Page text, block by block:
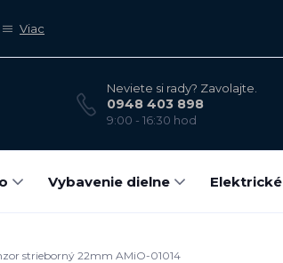
Viac
Neviete si rady? Zavolajte.
0948 403 898
9:00 - 16:30 hod
Vybavenie dielne Elektrické
strieborný 22mm AMiO-01014